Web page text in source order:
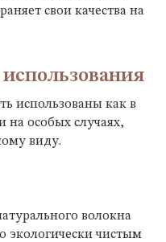
свои качества на
использованы как в
на особых случаях,
виду.
волокна
экологически чистым